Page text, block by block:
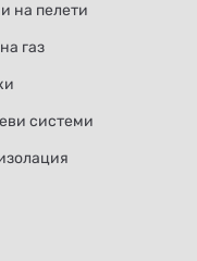
на пелети
газ
системи